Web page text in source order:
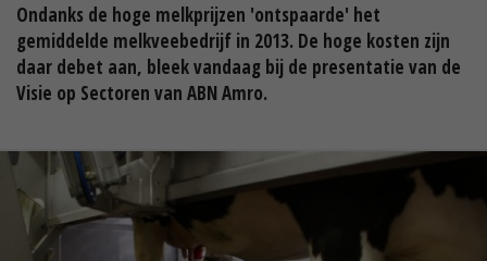
Ondanks de hoge melkprijzen 'ontspaarde' het
gemiddelde melkveebedrijf in 2013. De hoge kosten zijn
daar debet aan, bleek vandaag bij de presentatie van de
Visie op Sectoren van ABN Amro.